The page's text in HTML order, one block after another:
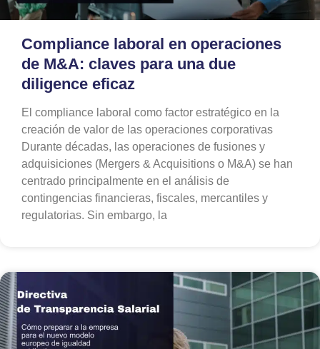
Compliance laboral en operaciones
de M&A: claves para una due
diligence eficaz
El compliance laboral como factor estratégico en la
creación de valor de las operaciones corporativas
Durante décadas, las operaciones de fusiones y
adquisiciones (Mergers & Acquisitions o M&A) se han
centrado principalmente en el análisis de
contingencias financieras, fiscales, mercantiles y
regulatorias. Sin embargo, la